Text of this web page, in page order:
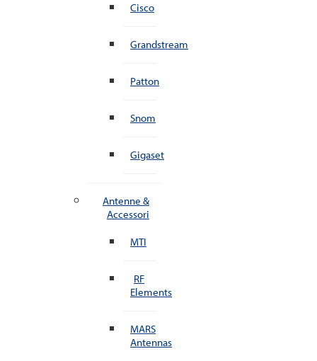
Cisco
Grandstream
Patton
Snom
Gigaset
Antenne &
Accessori
MTI
RF
Elements
MARS
Antennas